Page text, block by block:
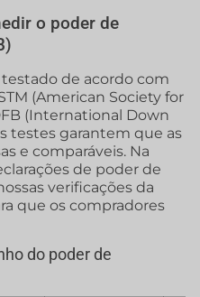
o poder de
de acordo com
(American Society for
(International Down
testes garantem que as
e comparáveis. Na
de poder de
verificações da
que os compradores
do poder de